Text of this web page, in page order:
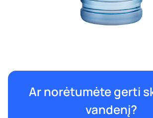
Ar norėtumėte gerti
vandenį?